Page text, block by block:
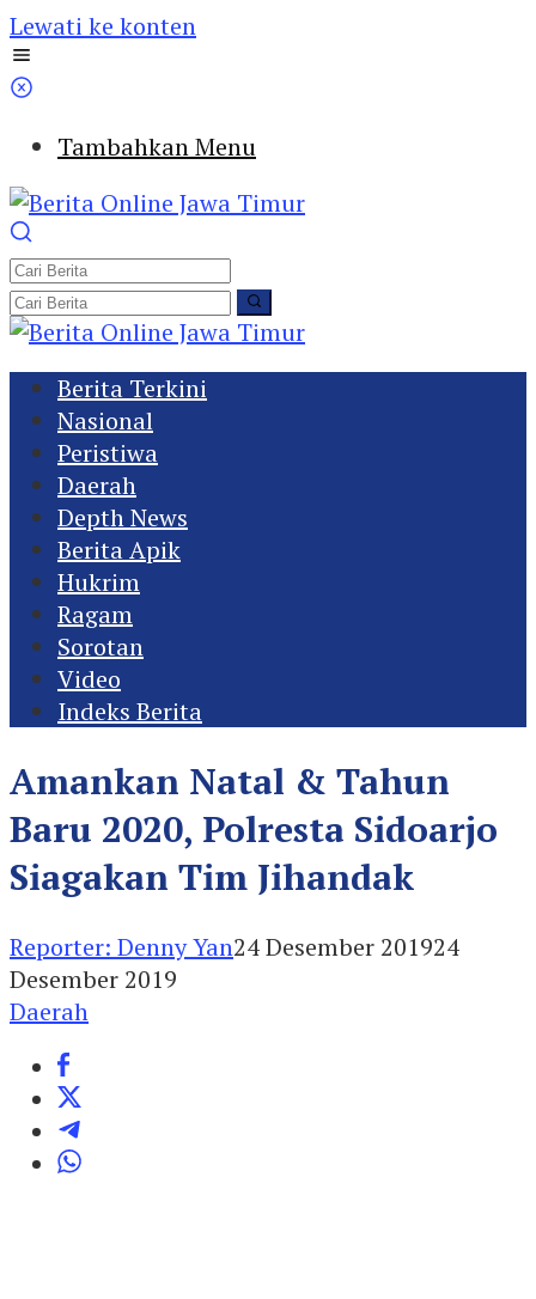
Lewati ke konten
Tambahkan Menu
Berita Terkini
Nasional
Peristiwa
Daerah
Depth News
Berita Apik
Hukrim
Ragam
Sorotan
Video
Indeks Berita
Amankan Natal & Tahun
Baru 2020, Polresta Sidoarjo
Siagakan Tim Jihandak
Reporter: Denny Yan24 Desember 201924
Desember 2019
Daerah